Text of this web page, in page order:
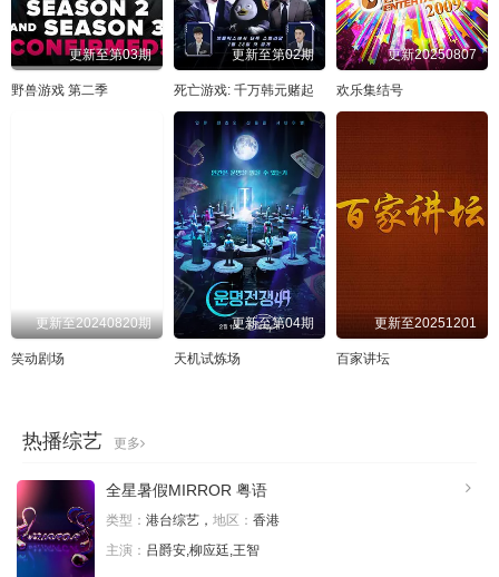
更新至第03期
野兽游戏 第二季
更新至第02期
死亡游戏: 千万韩元赌起
更新20250807
欢乐集结号
更新至20240820期
笑动剧场
更新至第04期
天机试炼场
更新至20251201
百家讲坛
热播综艺 更多
全星暑假MIRROR 粤语
类型： 港台综艺， 地区： 香港
主演： 吕爵安,柳应廷,王智